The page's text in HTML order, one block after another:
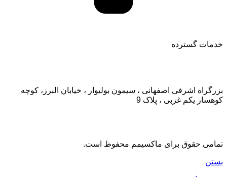
خدمات گسترده
بزرگراه اشرفی اصفهانی ، سیمون بولیوار ، خیابان البرز، کوچه
کوهسار یکم غربی ، پلاک 9
تمامی حقوق برای ماکسیمم محفوظ است.
بستن